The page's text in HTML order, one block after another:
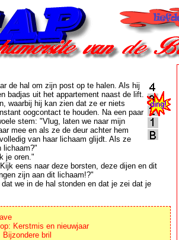
de hal om zijn post op te halen. Als hij
badjas uit het appartement naast de lift.
waarbij hij kan zien dat ze er niets
oogcontact te houden. Na een paar
stem: "Vlug, laten we naar mijn
mee en als ze de deur achter hem
van haar lichaam glijdt. Als ze
lichaam?"
je oren."
eens naar deze borsten, deze dijen en dit
zijn aan dit lichaam!?"
we in de hal stonden en dat je zei dat je
Kerstmis en nieuwjaar
Bijzondere bril